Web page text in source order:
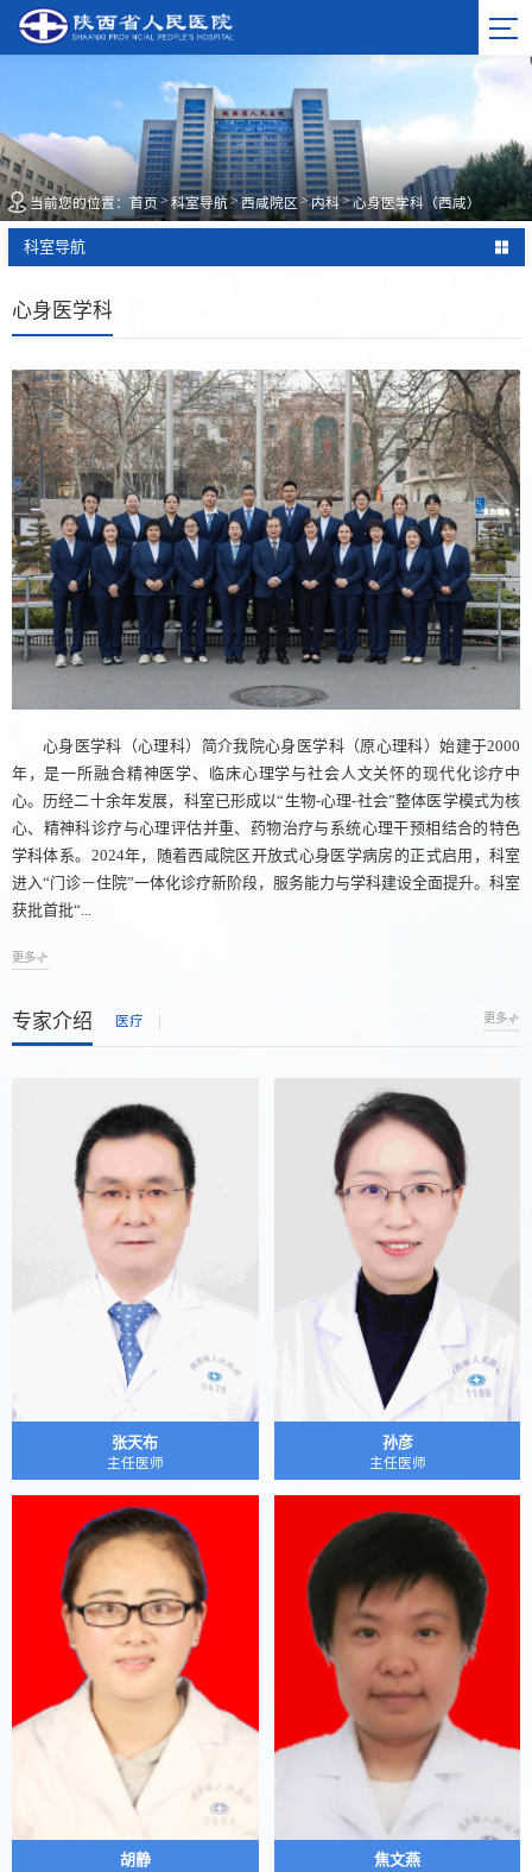
当前您的位置： 首页 > 科室导航>西咸院区 >内科 >心身医学科（西咸）
科室导航
心身医学科
心身医学科（心理科）简介我院心身医学科（原心理科）始建于2000
年，是一所融合精神医学、临床心理学与社会人文关怀的现代化诊疗中
心。历经二十余年发展，科室已形成以“生物-心理-社会”整体医学模式为核
心、精神科诊疗与心理评估并重、药物治疗与系统心理干预相结合的特色
学科体系。2024年，随着西咸院区开放式心身医学病房的正式启用，科室
进入“门诊－住院”一体化诊疗新阶段，服务能力与学科建设全面提升。科室
获批首批“...
更多
专家介绍 医疗 更多
张天布
主任医师
孙彦
主任医师
胡静 焦文燕